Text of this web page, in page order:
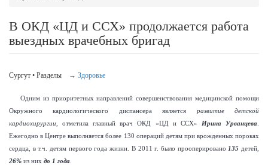
В ОКД «ЦД и ССХ» продолжается работа
выездных врачебных бригад
Сургут • Разделы → Здоровье
Одним из приоритетных направлений совершенствования медицинской помощи
Окружного кардиологического диспансера является развитие детской
кардиохирургии , отметила главный врач ОКД «ЦД и ССХ» Ирина Урванцева
Ежегодно в Центре выполняется более 130 операций детям при врожденных пороках
сердца, в т.ч. детям первого года жизни. В 2011 г. было прооперировано 135 детей,
26% из них до 1 года